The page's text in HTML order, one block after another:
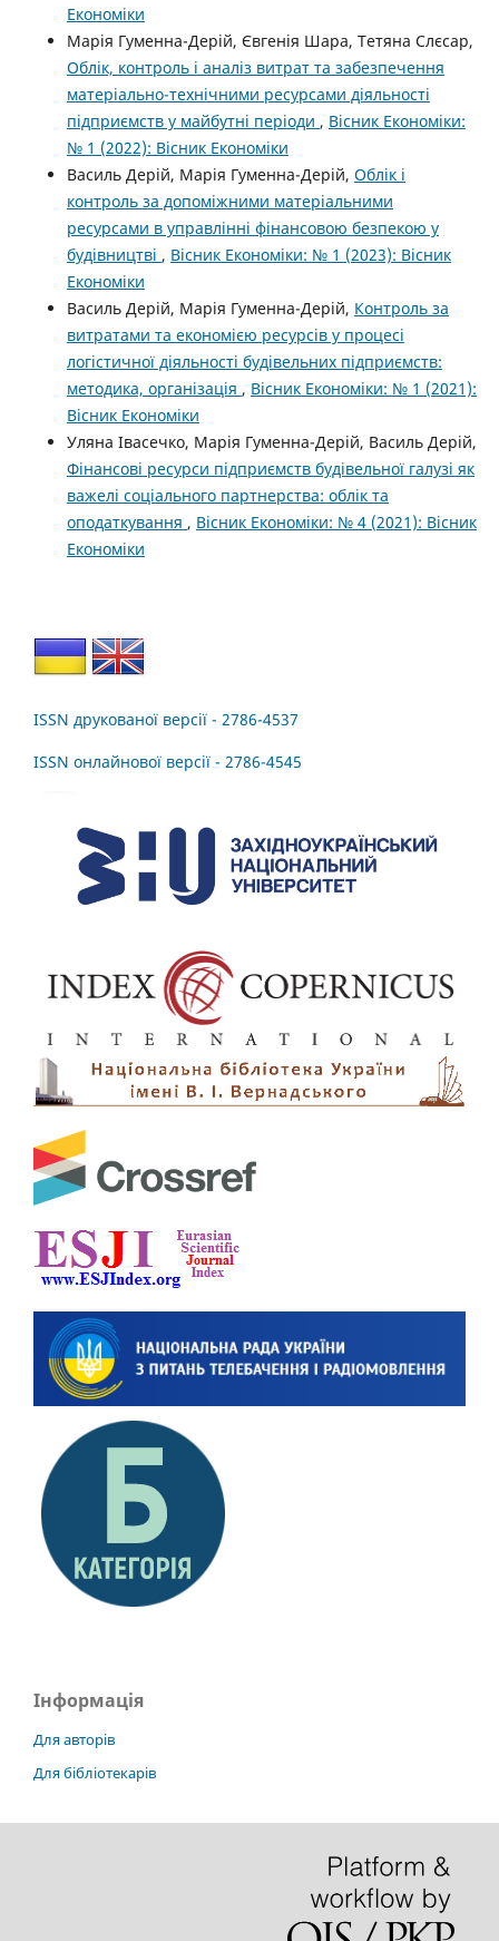
Економіки
Марія Гуменна-Дерій, Євгенія Шара, Тетяна Слєсар,
Облік, контроль і аналіз витрат та забезпечення
матеріально-технічними ресурсами діяльності
підприємств у майбутні періоди , Вісник Економіки:
№ 1 (2022): Вісник Економіки
Василь Дерій, Марія Гуменна-Дерій, Облік і
контроль за допоміжними матеріальними
ресурсами в управлінні фінансовою безпекою у
будівництві , Вісник Економіки: № 1 (2023): Вісник
Економіки
Василь Дерій, Марія Гуменна-Дерій, Контроль за
витратами та економією ресурсів у процесі
логістичної діяльності будівельних підприємств:
методика, організація , Вісник Економіки: № 1 (2021):
Вісник Економіки
Уляна Івасечко, Марія Гуменна-Дерій, Василь Дерій,
Фінансові ресурси підприємств будівельної галузі як
важелі соціального партнерства: облік та
оподаткування , Вісник Економіки: № 4 (2021): Вісник
Економіки
ISSN друкованої версії - 2786-4537
ISSN онлайнової версії - 2786-4545
Інформація
Для авторів
Для бібліотекарів